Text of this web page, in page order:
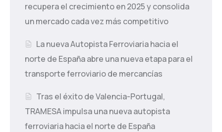
recupera el crecimiento en 2025 y consolida
un mercado cada vez más competitivo
La nueva Autopista Ferroviaria hacia el
norte de España abre una nueva etapa para el
transporte ferroviario de mercancías
Tras el éxito de Valencia-Portugal,
TRAMESA impulsa una nueva autopista
ferroviaria hacia el norte de España